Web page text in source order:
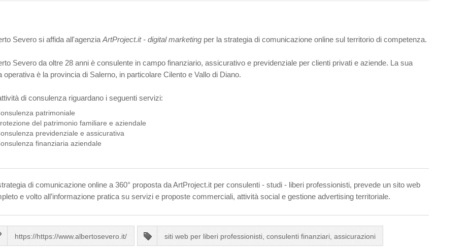
Severo si affida all'agenzia ArtProject.it - digital marketing per la strategia di comunicazione online sul territorio di competenza.
Severo da oltre 28 anni è consulente in campo finanziario, assicurativo e previdenziale per clienti privati e aziende. La sua
operativa è la provincia di Salerno, in particolare Cilento e Vallo di Diano.
di consulenza riguardano i seguenti servizi:
patrimoniale
del patrimonio familiare e aziendale
previdenziale e assicurativa
finanziaria aziendale
di comunicazione online a 360° proposta da ArtProject.it per consulenti - studi - liberi professionisti, prevede un sito web
e volto all’informazione pratica su servizi e proposte commerciali, attività social e gestione advertising territoriale.
https://https://www.albertosevero.it/ siti web per liberi professionisti, consulenti finanziari, assicurazioni